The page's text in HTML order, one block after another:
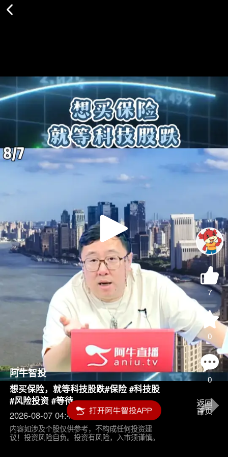
Play
Video
7
0
0
阿牛智投
想买保险，就等科技股跌#保险 #科技股
#风险投资 #等待
2026-08-07 04:45
内容如涉及个股仅供参考，不构成任何投资建
议！投资风险自负。投资有风险，入市须谨慎。